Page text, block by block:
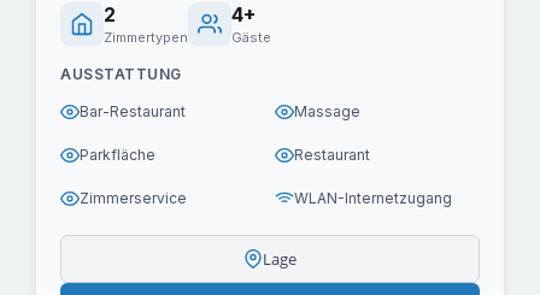
2
Zimmertypen
4+
Gäste
AUSSTATTUNG
Bar-Restaurant Massage
Parkfläche Restaurant
Zimmerservice WLAN-Internetzugang
Lage